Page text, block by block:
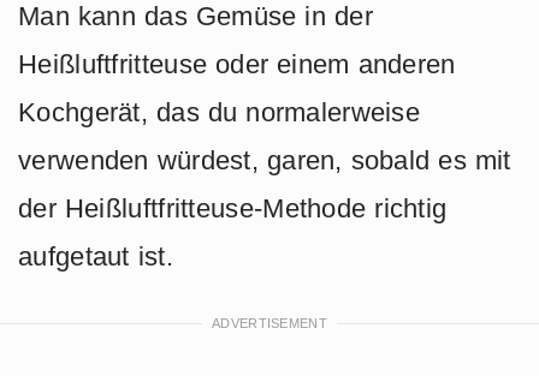
Man kann das Gemüse in der
Heißluftfritteuse oder einem anderen
Kochgerät, das du normalerweise
verwenden würdest, garen, sobald es mit
der Heißluftfritteuse-Methode richtig
aufgetaut ist.